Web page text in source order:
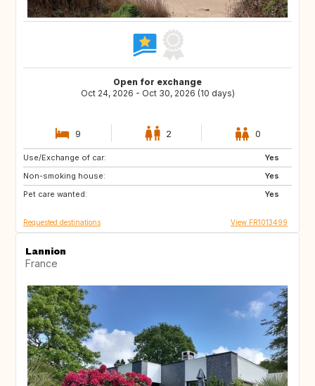
Open for exchange
Oct 24, 2026 - Oct 30, 2026 (10 days)
9 2 0
Use/Exchange of car:
Yes
Non-smoking house:
Yes
Pet care wanted:
Yes
PL
CH
ES
Requested destinations View FR1013499
Lannion
France